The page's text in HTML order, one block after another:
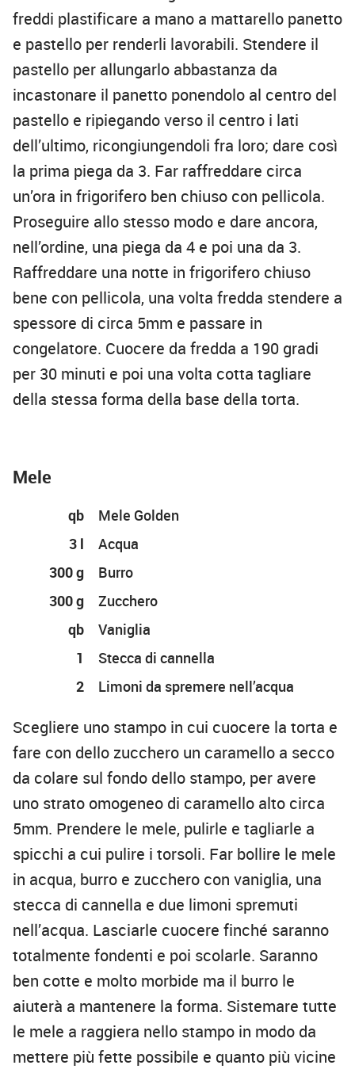
freddi plastificare a mano a mattarello panetto
e pastello per renderli lavorabili. Stendere il
pastello per allungarlo abbastanza da
incastonare il panetto ponendolo al centro del
pastello e ripiegando verso il centro i lati
dell’ultimo, ricongiungendoli fra loro; dare così
la prima piega da 3. Far raffreddare circa
un’ora in frigorifero ben chiuso con pellicola.
Proseguire allo stesso modo e dare ancora,
nell’ordine, una piega da 4 e poi una da 3.
Raffreddare una notte in frigorifero chiuso
bene con pellicola, una volta fredda stendere a
spessore di circa 5mm e passare in
congelatore. Cuocere da fredda a 190 gradi
per 30 minuti e poi una volta cotta tagliare
della stessa forma della base della torta.
Mele
qb
Mele Golden
3 l
Acqua
300 g
Burro
300 g
Zucchero
qb
Vaniglia
1
Stecca di cannella
2
Limoni da spremere nell’acqua
Scegliere uno stampo in cui cuocere la torta e
fare con dello zucchero un caramello a secco
da colare sul fondo dello stampo, per avere
uno strato omogeneo di caramello alto circa
5mm. Prendere le mele, pulirle e tagliarle a
spicchi a cui pulire i torsoli. Far bollire le mele
in acqua, burro e zucchero con vaniglia, una
stecca di cannella e due limoni spremuti
nell’acqua. Lasciarle cuocere finché saranno
totalmente fondenti e poi scolarle. Saranno
ben cotte e molto morbide ma il burro le
aiuterà a mantenere la forma. Sistemare tutte
le mele a raggiera nello stampo in modo da
mettere più fette possibile e quanto più vicine